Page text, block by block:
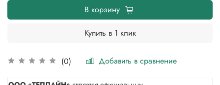
(0) Добавить в сравнение
В корзину
Купить в 1 клик